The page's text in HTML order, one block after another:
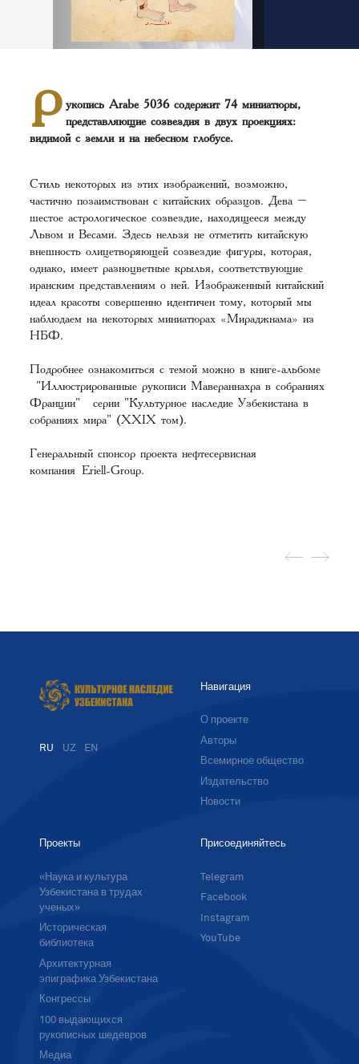
Р укопись Arabe 5036 содержит 74 миниатюры,
представляющие созвездия в двух проекциях:
видимой с земли и на небесном глобусе.
Стиль некоторых из этих изображений, возможно,
частично позаимствован с китайских образцов. Дева –
шестое астрологическое созвездие, находящееся между
Львом и Весами. Здесь нельзя не отметить китайскую
внешность олицетворяющей созвездие фигуры, которая,
однако, имеет разноцветные крылья, соответствующие
иранским представлениям о ней. Изображенный китайский
идеал красоты совершенно идентичен тому, который мы
наблюдаем на некоторых миниатюрах «Мираджнама» из
НБФ.
Подробнее ознакомиться с темой можно в книге-альбоме
"Иллюстрированные рукописи Мавераннахра в собраниях
Франции" серии "Культурное наследие Узбекистана в
собраниях мира" (XXIX том).
Генеральный спонсор проекта нефтесервисная
компания Eriell-Group.
RU UZ EN
Навигация
О проекте
Авторы
Всемирное общество
Издательство
Новости
Проекты
«Наука и культура
Узбекистана в трудах
ученых»
Историческая
библиотека
Архитектурная
эпиграфика Узбекистана
Конгрессы
100 выдающихся
рукописных шедевров
Медиа
Присоединяйтесь
Telegram
Facebook
Instagram
YouTube